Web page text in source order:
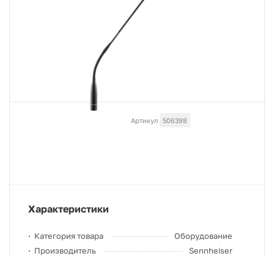
Артикул 506398
Характеристики
Категория товара
Оборудование
Производитель
Sennheiser